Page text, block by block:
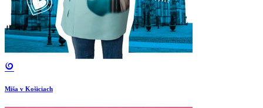
Miša v Košiciach